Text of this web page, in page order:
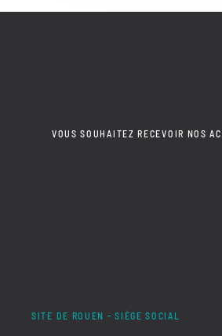
VOUS SOUHAITEZ RECEVOIR NOS
SITE DE ROUEN - SIÈGE SOCIAL